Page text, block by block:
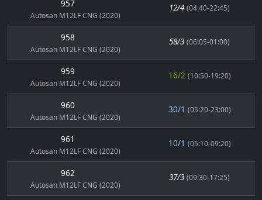
957
Autosan M12LF CNG (2020)
12/4 (04:40-22:45)
958
Autosan M12LF CNG (2020)
58/3 (06:05-01:00)
959
Autosan M12LF CNG (2020)
16/2 (10:50-19:20)
960
Autosan M12LF CNG (2020)
30/1 (05:20-23:00)
961
Autosan M12LF CNG (2020)
10/1 (05:10-09:20)
962
Autosan M12LF CNG (2020)
37/3 (09:30-17:25)